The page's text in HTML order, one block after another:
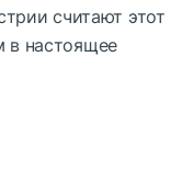
считают этот
в настоящее